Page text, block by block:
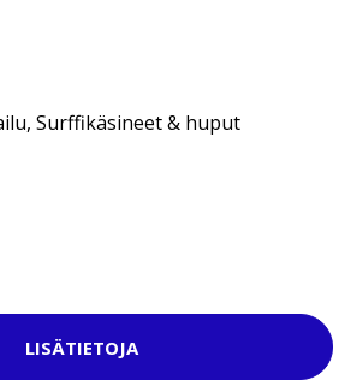
, Surffikäsineet & huput
LISÄTIETOJA